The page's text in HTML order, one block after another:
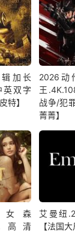
加长
双字
特】
2026动
王
战争/犯
菁菁】
森
高清
艾曼纽
【法国